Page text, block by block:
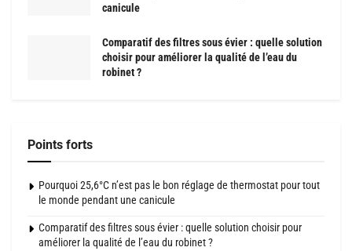
canicule
Comparatif des filtres sous évier : quelle solution
choisir pour améliorer la qualité de l’eau du
robinet ?
Points forts
Pourquoi 25,6°C n’est pas le bon réglage de thermostat pour tout
le monde pendant une canicule
Comparatif des filtres sous évier : quelle solution choisir pour
améliorer la qualité de l’eau du robinet ?